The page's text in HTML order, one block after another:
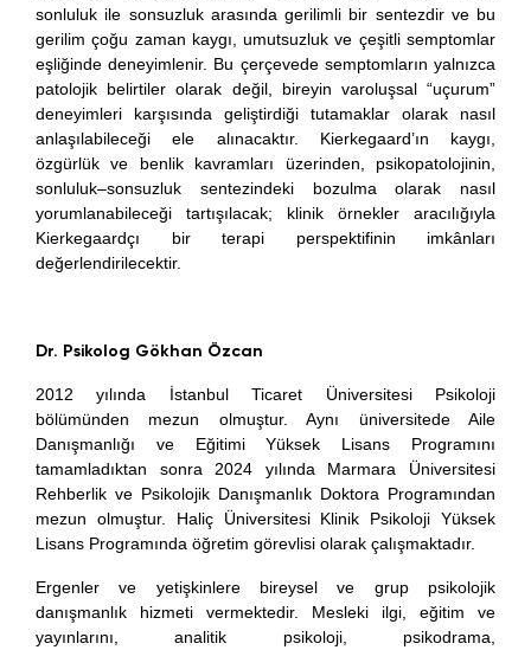
sonluluk ile sonsuzluk arasında gerilimli bir sentezdir ve bu
gerilim çoğu zaman kaygı, umutsuzluk ve çeşitli semptomlar
eşliğinde deneyimlenir. Bu çerçevede semptomların yalnızca
patolojik belirtiler olarak değil, bireyin varoluşsal “uçurum”
deneyimleri karşısında geliştirdiği tutamaklar olarak nasıl
anlaşılabileceği ele alınacaktır. Kierkegaard’ın kaygı,
özgürlük ve benlik kavramları üzerinden, psikopatolojinin,
sonluluk–sonsuzluk sentezindeki bozulma olarak nasıl
yorumlanabileceği tartışılacak; klinik örnekler aracılığıyla
Kierkegaardçı bir terapi perspektifinin imkânları
değerlendirilecektir.
Dr. Psikolog Gökhan Özcan
2012 yılında İstanbul Ticaret Üniversitesi Psikoloji
bölümünden mezun olmuştur. Aynı üniversitede Aile
Danışmanlığı ve Eğitimi Yüksek Lisans Programını
tamamladıktan sonra 2024 yılında Marmara Üniversitesi
Rehberlik ve Psikolojik Danışmanlık Doktora Programından
mezun olmuştur. Haliç Üniversitesi Klinik Psikoloji Yüksek
Lisans Programında öğretim görevlisi olarak çalışmaktadır.
Ergenler ve yetişkinlere bireysel ve grup psikolojik
danışmanlık hizmeti vermektedir. Mesleki ilgi, eğitim ve
yayınlarını, analitik psikoloji, psikodrama,